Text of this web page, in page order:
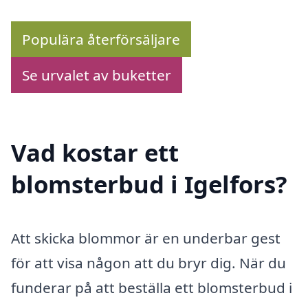
Populära återförsäljare
Se urvalet av buketter
Vad kostar ett
blomsterbud i Igelfors?
Att skicka blommor är en underbar gest
för att visa någon att du bryr dig. När du
funderar på att beställa ett blomsterbud i